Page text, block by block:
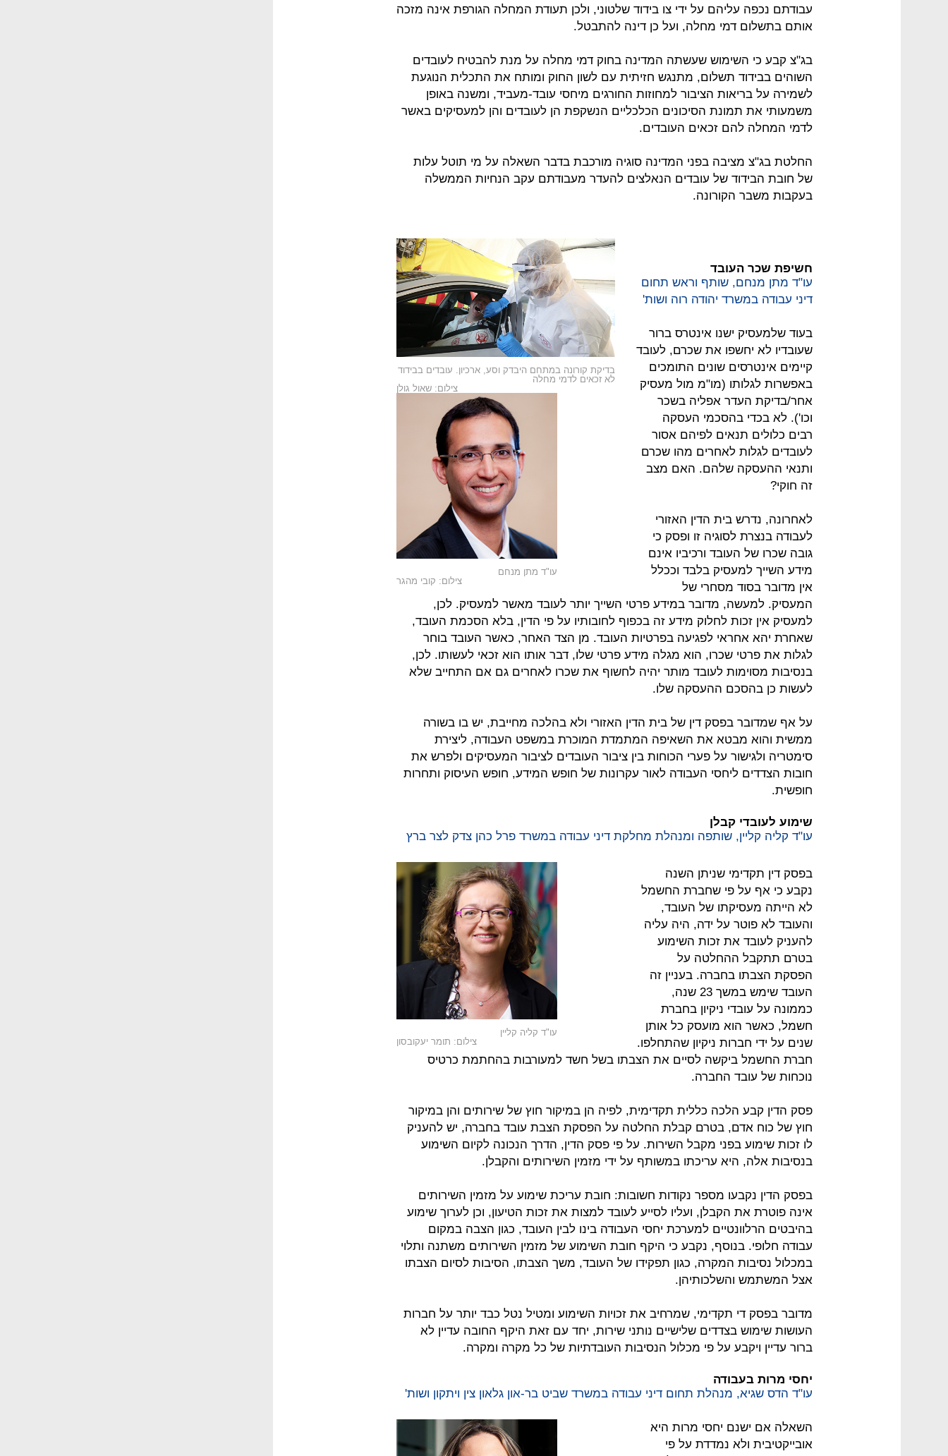
עבודתם נכפה עליהם על ידי צו בידוד שלטוני, ולכן תעודת המחלה הגורפת אינה מזכה
אותם בתשלום דמי מחלה, ועל כן דינה להתבטל.
בג"צ קבע כי השימוש שעשתה המדינה בחוק דמי מחלה על מנת להבטיח לעובדים
השוהים בבידוד תשלום, מתנגש חזיתית עם לשון החוק ומותח את התכלית הנוגעת
לשמירה על בריאות הציבור למחוזות החורגים מיחסי עובד-מעביד, ומשנה באופן
משמעותי את תמונת הסיכונים הכלכליים הנשקפת הן לעובדים והן למעסיקים באשר
לדמי המחלה להם זכאים העובדים.
החלטת בג"צ מציבה בפני המדינה סוגיה מורכבת בדבר השאלה על מי תוטל עלות
של חובת הבידוד של עובדים הנאלצים להעדר מעבודתם עקב הנחיות הממשלה
בעקבות משבר הקורונה.
בדיקת קורונה במתחם היבדק וסע, ארכיון. עובדים בבידוד
לא זכאים לדמי מחלה
צילום: שאול גולן
חשיפת שכר העובד
עו"ד מתן מנחם, שותף וראש תחום
דיני עבודה במשרד יהודה רוה ושות'
עו"ד מתן מנחם
צילום: קובי מהגר
בעוד שלמעסיק ישנו אינטרס ברור
שעובדיו לא יחשפו את שכרם, לעובד
קיימים אינטרסים שונים התומכים
באפשרות לגלותו (מו"מ מול מעסיק
אחר/בדיקת העדר אפליה בשכר
וכו'). לא בכדי בהסכמי העסקה
רבים כלולים תנאים לפיהם אסור
לעובדים לגלות לאחרים מהו שכרם
ותנאי ההעסקה שלהם. האם מצב
זה חוקי?
לאחרונה, נדרש בית הדין האזורי
לעבודה בנצרת לסוגיה זו ופסק כי
גובה שכרו של העובד ורכיביו אינם
מידע השייך למעסיק בלבד וככלל
אין מדובר בסוד מסחרי של
המעסיק. למעשה, מדובר במידע פרטי השייך יותר לעובד מאשר למעסיק. לכן,
למעסיק אין זכות לחלוק מידע זה בכפוף לחובותיו על פי הדין, בלא הסכמת העובד,
שאחרת יהא אחראי לפגיעה בפרטיות העובד. מן הצד האחר, כאשר העובד בוחר
לגלות את פרטי שכרו, הוא מגלה מידע פרטי שלו, דבר אותו הוא זכאי לעשותו. לכן,
בנסיבות מסוימות לעובד מותר יהיה לחשוף את שכרו לאחרים גם אם התחייב שלא
לעשות כן בהסכם ההעסקה שלו.
על אף שמדובר בפסק דין של בית הדין האזורי ולא בהלכה מחייבת, יש בו בשורה
ממשית והוא מבטא את השאיפה המתמדת המוכרת במשפט העבודה, ליצירת
סימטריה ולגישור על פערי הכוחות בין ציבור העובדים לציבור המעסיקים ולפרש את
חובות הצדדים ליחסי העבודה לאור עקרונות של חופש המידע, חופש העיסוק ותחרות
חופשית.
שימוע לעובדי קבלן
עו"ד קליה קליין, שותפה ומנהלת מחלקת דיני עבודה במשרד פרל כהן צדק לצר ברץ
עו"ד קליה קליין
צילום: תומר יעקובסון
בפסק דין תקדימי שניתן השנה
נקבע כי אף על פי שחברת החשמל
לא הייתה מעסיקתו של העובד,
והעובד לא פוטר על ידה, היה עליה
להעניק לעובד את זכות השימוע
בטרם תתקבל ההחלטה על
הפסקת הצבתו בחברה. בעניין זה
העובד שימש במשך 23 שנה,
כממונה על עובדי ניקיון בחברת
חשמל, כאשר הוא מועסק כל אותן
שנים על ידי חברות ניקיון שהתחלפו.
חברת החשמל ביקשה לסיים את הצבתו בשל חשד למעורבות בהחתמת כרטיס
נוכחות של עובד החברה.
פסק הדין קבע הלכה כללית תקדימית, לפיה הן במיקור חוץ של שירותים והן במיקור
חוץ של כוח אדם, בטרם קבלת החלטה על הפסקת הצבת עובד בחברה, יש להעניק
לו זכות שימוע בפני מקבל השירות. על פי פסק הדין, הדרך הנכונה לקיום השימוע
בנסיבות אלה, היא עריכתו במשותף על ידי מזמין השירותים והקבלן.
בפסק הדין נקבעו מספר נקודות חשובות: חובת עריכת שימוע על מזמין השירותים
אינה פוטרת את הקבלן, ועליו לסייע לעובד למצות את זכות הטיעון, וכן לערוך שימוע
בהיבטים הרלוונטיים למערכת יחסי העבודה בינו לבין העובד, כגון הצבה במקום
עבודה חלופי. בנוסף, נקבע כי היקף חובת השימוע של מזמין השירותים משתנה ותלוי
במכלול נסיבות המקרה, כגון תפקידו של העובד, משך הצבתו, הסיבות לסיום הצבתו
אצל המשתמש והשלכותיהן.
מדובר בפסק די תקדימי, שמרחיב את זכויות השימוע ומטיל נטל כבד יותר על חברות
העושות שימוש בצדדים שלישיים נותני שירות, יחד עם זאת היקף החובה עדיין לא
ברור עדיין ויקבע על פי מכלול הנסיבות העובדתיות של כל מקרה ומקרה.
יחסי מרות בעבודה
עו"ד הדס שגיא, מנהלת תחום דיני עבודה במשרד שביט בר-און גלאון צין ויתקון ושות'
השאלה אם ישנם יחסי מרות היא
אובייקטיבית ולא נמדדת על פי